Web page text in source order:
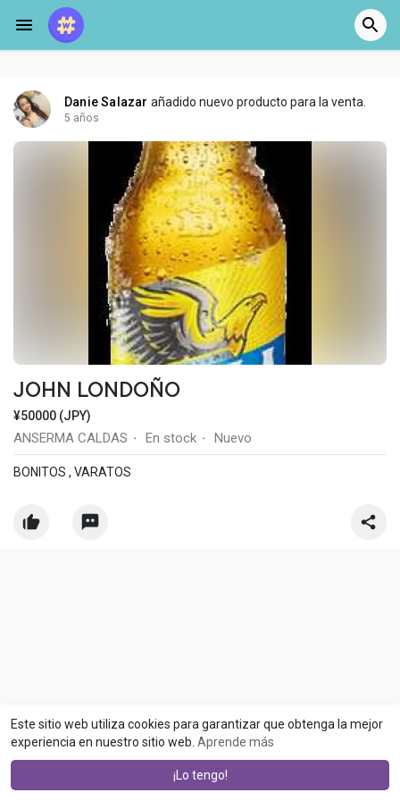
Este sitio web utiliza cookies para garantizar que obtenga la mejor
experiencia en nuestro sitio web. Aprende más
¡Lo tengo!
Danie Salazar añadido nuevo producto para la venta.
5 años
JOHN LONDOÑO
¥50000 (JPY)
ANSERMA CALDAS · En stock · Nuevo
BONITOS , VARATOS